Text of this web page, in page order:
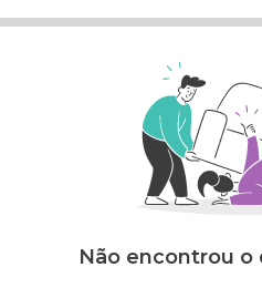
Não encontrou o